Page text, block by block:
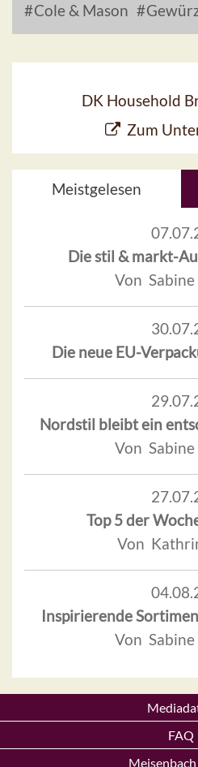
Cole & Mason
DK Household
Zum
Meistgelesen
Die stil & markt-
Von Sabine
Die neue EU-
Nordstil bleibt ein
Von Sabine
Top 5 der
Von
Inspirierende
Von Sabine
FAQ